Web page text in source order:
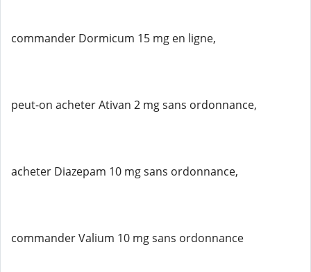
commander Dormicum 15 mg en ligne,
peut-on acheter Ativan 2 mg sans ordonnance,
acheter Diazepam 10 mg sans ordonnance,
commander Valium 10 mg sans ordonnance